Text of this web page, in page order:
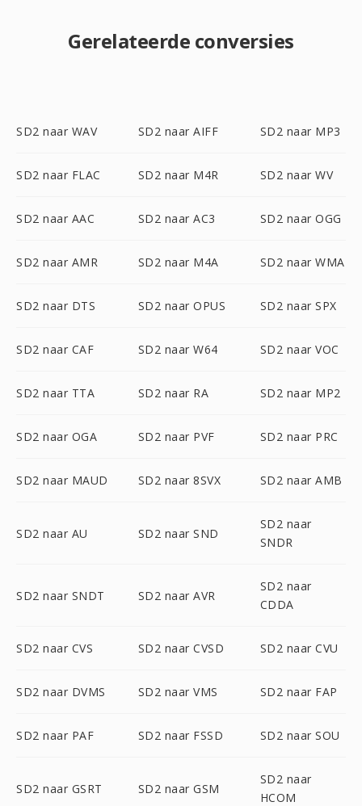
Gerelateerde conversies
SD2 naar WAV SD2 naar AIFF SD2 naar MP3
SD2 naar FLAC SD2 naar M4R SD2 naar WV
SD2 naar AAC SD2 naar AC3 SD2 naar OGG
SD2 naar AMR SD2 naar M4A SD2 naar WMA
SD2 naar DTS SD2 naar OPUS SD2 naar SPX
SD2 naar CAF SD2 naar W64 SD2 naar VOC
SD2 naar TTA SD2 naar RA SD2 naar MP2
SD2 naar OGA SD2 naar PVF SD2 naar PRC
SD2 naar MAUD SD2 naar 8SVX SD2 naar AMB
SD2 naar AU SD2 naar SND
SD2 naar
SNDR
SD2 naar SNDT SD2 naar AVR
SD2 naar
CDDA
SD2 naar CVS SD2 naar CVSD SD2 naar CVU
SD2 naar DVMS SD2 naar VMS SD2 naar FAP
SD2 naar PAF SD2 naar FSSD SD2 naar SOU
SD2 naar GSRT SD2 naar GSM
SD2 naar
HCOM